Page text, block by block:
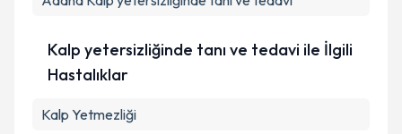
Adana Kalp yetersizliğinde tanı ve tedavi
Kalp yetersizliğinde tanı ve tedavi ile İlgili
Hastalıklar
Kalp Yetmezliği